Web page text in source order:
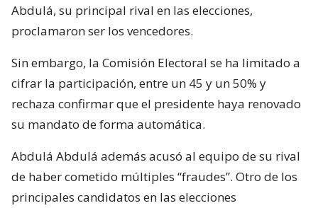
Abdulá, su principal rival en las elecciones,
proclamaron ser los vencedores.
Sin embargo, la Comisión Electoral se ha limitado a
cifrar la participación, entre un 45 y un 50% y
rechaza confirmar que el presidente haya renovado
su mandato de forma automática.
Abdulá Abdulá además acusó al equipo de su rival
de haber cometido múltiples “fraudes”. Otro de los
principales candidatos en las elecciones